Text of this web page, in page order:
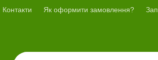
Контакти Як оформити замовлення?